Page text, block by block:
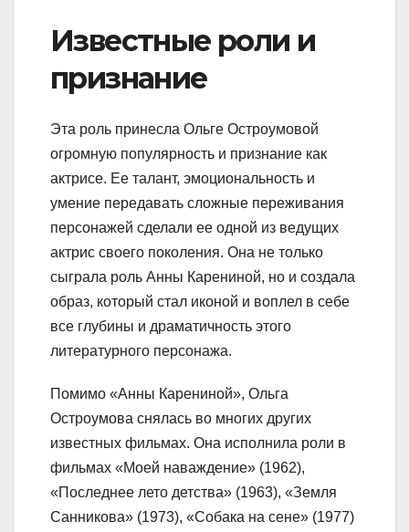
Известные роли и
признание
Эта роль принесла Ольге Остроумовой
огромную популярность и признание как
актрисе. Ее талант, эмоциональность и
умение передавать сложные переживания
персонажей сделали ее одной из ведущих
актрис своего поколения. Она не только
сыграла роль Анны Карениной, но и создала
образ, который стал иконой и воплел в себе
все глубины и драматичность этого
литературного персонажа.
Помимо «Анны Карениной», Ольга
Остроумова снялась во многих других
известных фильмах. Она исполнила роли в
фильмах «Моей наваждение» (1962),
«Последнее лето детства» (1963), «Земля
Санникова» (1973), «Собака на сене» (1977)